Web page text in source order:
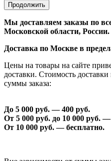
Продолжить
Мы доставляем заказы по
Московской области, России.
Доставка по Москве в
Цены на товары на сайте
доставки. Стоимость
суммы заказа:
До 5 000 руб. —400 руб.
От 5 000 руб. до 10 000 руб. —
От 10 000 руб. — бесплатно.